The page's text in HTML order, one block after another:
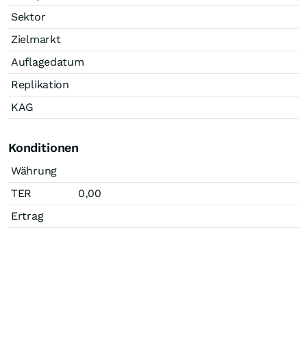
Sektor
Zielmarkt
Auflagedatum
Replikation
KAG
Konditionen
Währung
TER
0,00
Ertrag